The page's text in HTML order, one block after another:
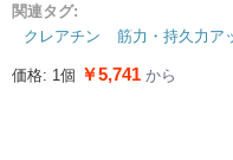
関連タグ:
クレアチン
筋力・持久力ア
価格: 1個 ￥5,741 から